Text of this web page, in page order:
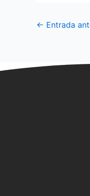
← Entrada